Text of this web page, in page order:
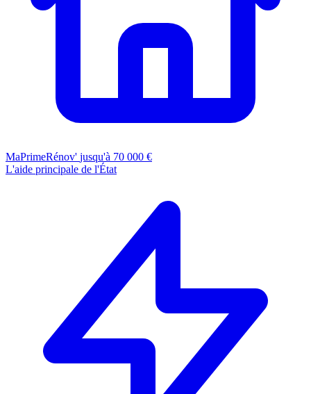
MaPrimeRénov' jusqu'à 70 000 €
L'aide principale de l'État